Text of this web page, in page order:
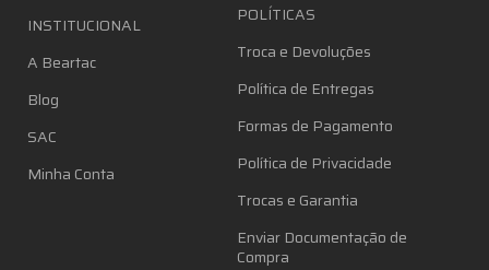
INSTITUCIONAL
A Beartac
Blog
SAC
Minha Conta
POLÍTICAS
Troca e Devoluções
Política de Entregas
Formas de Pagamento
Política de Privacidade
Trocas e Garantia
Enviar Documentação de
Compra